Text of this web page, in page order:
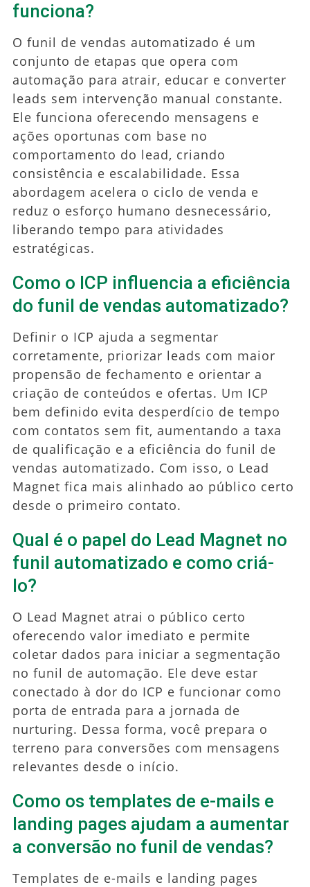
funciona?
O funil de vendas automatizado é um
conjunto de etapas que opera com
automação para atrair, educar e converter
leads sem intervenção manual constante.
Ele funciona oferecendo mensagens e
ações oportunas com base no
comportamento do lead, criando
consistência e escalabilidade. Essa
abordagem acelera o ciclo de venda e
reduz o esforço humano desnecessário,
liberando tempo para atividades
estratégicas.
Como o ICP influencia a eficiência
do funil de vendas automatizado?
Definir o ICP ajuda a segmentar
corretamente, priorizar leads com maior
propensão de fechamento e orientar a
criação de conteúdos e ofertas. Um ICP
bem definido evita desperdício de tempo
com contatos sem fit, aumentando a taxa
de qualificação e a eficiência do funil de
vendas automatizado. Com isso, o Lead
Magnet fica mais alinhado ao público certo
desde o primeiro contato.
Qual é o papel do Lead Magnet no
funil automatizado e como criá-
lo?
O Lead Magnet atrai o público certo
oferecendo valor imediato e permite
coletar dados para iniciar a segmentação
no funil de automação. Ele deve estar
conectado à dor do ICP e funcionar como
porta de entrada para a jornada de
nurturing. Dessa forma, você prepara o
terreno para conversões com mensagens
relevantes desde o início.
Como os templates de e-mails e
landing pages ajudam a aumentar
a conversão no funil de vendas?
Templates de e-mails e landing pages